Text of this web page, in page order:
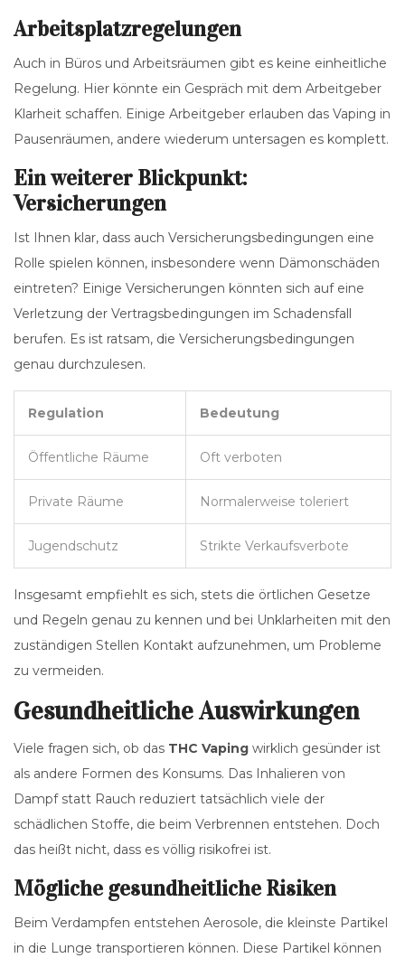
Arbeitsplatzregelungen
Auch in Büros und Arbeitsräumen gibt es keine einheitliche
Regelung. Hier könnte ein Gespräch mit dem Arbeitgeber
Klarheit schaffen. Einige Arbeitgeber erlauben das Vaping in
Pausenräumen, andere wiederum untersagen es komplett.
Ein weiterer Blickpunkt:
Versicherungen
Ist Ihnen klar, dass auch Versicherungsbedingungen eine
Rolle spielen können, insbesondere wenn Dämonschäden
eintreten? Einige Versicherungen könnten sich auf eine
Verletzung der Vertragsbedingungen im Schadensfall
berufen. Es ist ratsam, die Versicherungsbedingungen
genau durchzulesen.
Regulation Bedeutung
Öffentliche Räume Oft verboten
Private Räume Normalerweise toleriert
Jugendschutz Strikte Verkaufsverbote
Insgesamt empfiehlt es sich, stets die örtlichen Gesetze
und Regeln genau zu kennen und bei Unklarheiten mit den
zuständigen Stellen Kontakt aufzunehmen, um Probleme
zu vermeiden.
Gesundheitliche Auswirkungen
Viele fragen sich, ob das THC Vaping wirklich gesünder ist
als andere Formen des Konsums. Das Inhalieren von
Dampf statt Rauch reduziert tatsächlich viele der
schädlichen Stoffe, die beim Verbrennen entstehen. Doch
das heißt nicht, dass es völlig risikofrei ist.
Mögliche gesundheitliche Risiken
Beim Verdampfen entstehen Aerosole, die kleinste Partikel
in die Lunge transportieren können. Diese Partikel können